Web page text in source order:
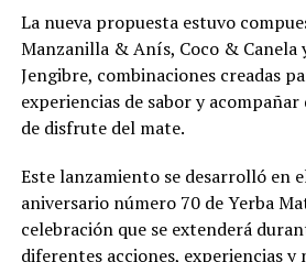
La nueva propuesta estuvo
Manzanilla & Anís, Coco & Canela
Jengibre, combinaciones creadas
experiencias de sabor y
de disfrute del mate.
Este lanzamiento se desarrolló en
aniversario número 70 de Yerba
celebración que se extenderá
diferentes acciones, experiencias y